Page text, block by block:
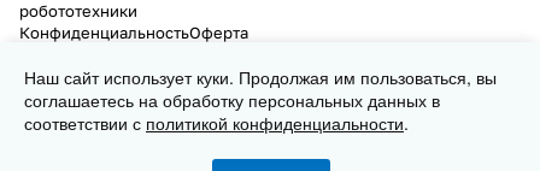
Заказать
робототехники
КонфиденциальностьОферта
Наш сайт использует куки. Продолжая им пользоваться, вы
соглашаетесь на обработку персональных данных в
соответствии с политикой конфиденциальности.